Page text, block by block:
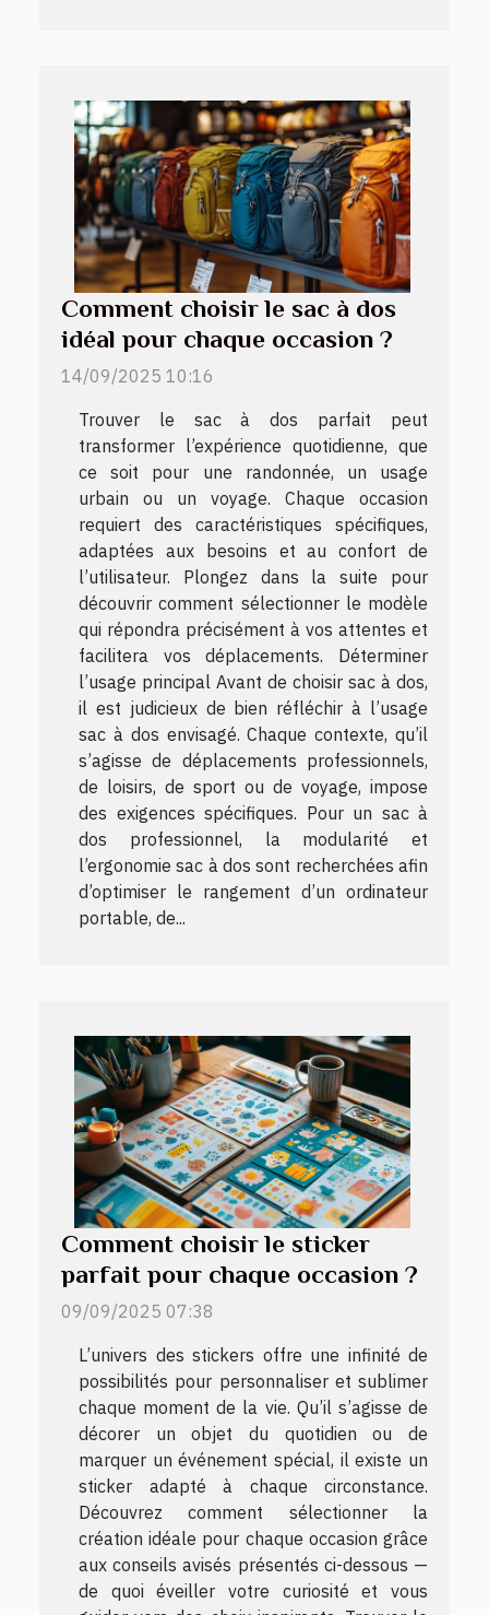
Comment choisir le sac à dos
idéal pour chaque occasion ?
14/09/2025 10:16
Trouver le sac à dos parfait peut
transformer l’expérience quotidienne, que
ce soit pour une randonnée, un usage
urbain ou un voyage. Chaque occasion
requiert des caractéristiques spécifiques,
adaptées aux besoins et au confort de
l’utilisateur. Plongez dans la suite pour
découvrir comment sélectionner le modèle
qui répondra précisément à vos attentes et
facilitera vos déplacements. Déterminer
l’usage principal Avant de choisir sac à dos,
il est judicieux de bien réfléchir à l’usage
sac à dos envisagé. Chaque contexte, qu’il
s’agisse de déplacements professionnels,
de loisirs, de sport ou de voyage, impose
des exigences spécifiques. Pour un sac à
dos professionnel, la modularité et
l’ergonomie sac à dos sont recherchées afin
d’optimiser le rangement d’un ordinateur
portable, de...
Comment choisir le sticker
parfait pour chaque occasion ?
09/09/2025 07:38
L’univers des stickers offre une infinité de
possibilités pour personnaliser et sublimer
chaque moment de la vie. Qu’il s’agisse de
décorer un objet du quotidien ou de
marquer un événement spécial, il existe un
sticker adapté à chaque circonstance.
Découvrez comment sélectionner la
création idéale pour chaque occasion grâce
aux conseils avisés présentés ci-dessous —
de quoi éveiller votre curiosité et vous